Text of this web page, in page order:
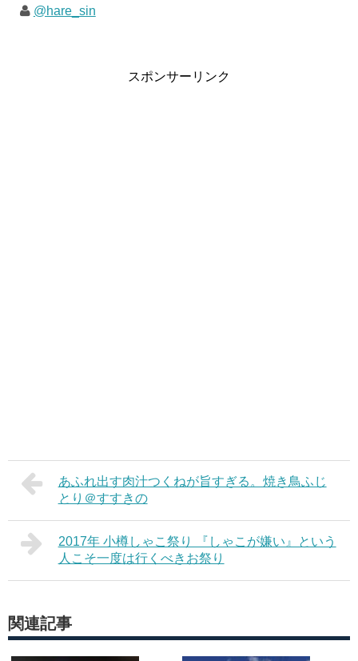
@hare_sin
スポンサーリンク
あふれ出す肉汁つくねが旨すぎる。焼き鳥ふじ
とり＠すすきの
2017年 小樽しゃこ祭り 『しゃこが嫌い』という
人こそ一度は行くべきお祭り
関連記事